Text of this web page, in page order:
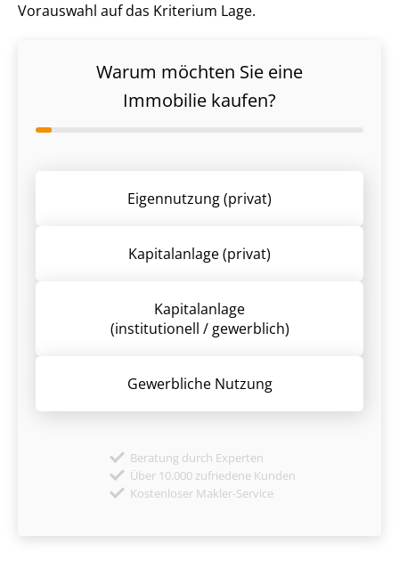
Vorauswahl auf das Kriterium Lage.
Warum möchten Sie eine
Immobilie kaufen?
Eigennutzung (privat)
Kapitalanlage (privat)
Kapitalanlage
(institutionell / gewerblich)
Gewerbliche Nutzung
Beratung durch Experten
Über 10.000 zufriedene Kunden
Kostenloser Makler-Service